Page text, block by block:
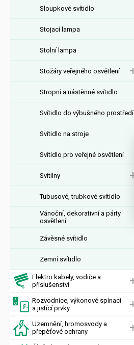
Sloupkové svítidlo
Stojací lampa
Stolní lampa
Stožáry veřejného osvětlení
Stropní a nástěnné svítidlo
Svítidlo do výbušného prostředí
Svítidlo na stroje
Svítidlo pro veřejné osvětlení
Svítilny
Tubusové, trubkové svítidlo
Vánoční, dekorativní a párty
osvětlení
Závěsné svítidlo
Zemní svítidlo
Elektro kabely, vodiče a
příslušenství
Rozvodnice, výkonové spínací
a jistící prvky
Uzemnění, hromosvody a
přepěťové ochrany